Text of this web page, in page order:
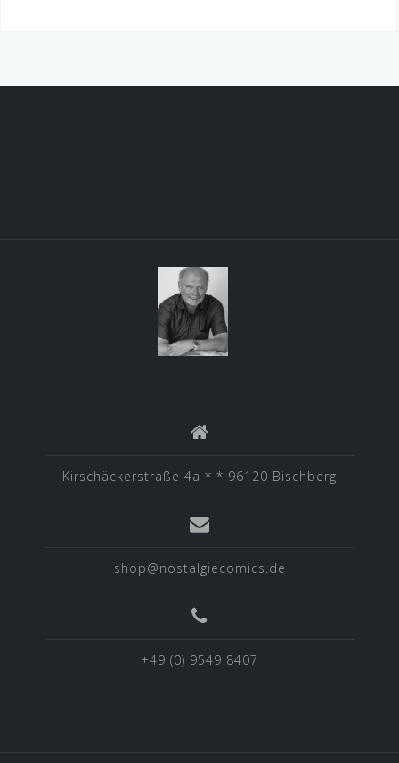
Kirschäckerstraße 4a * * 96120 Bischberg
shop@nostalgiecomics.de
+49 (0) 9549 8407